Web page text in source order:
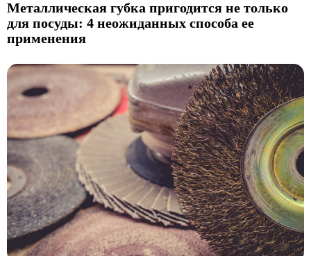
Металлическая губка пригодится не только
для посуды: 4 неожиданных способа ее
применения